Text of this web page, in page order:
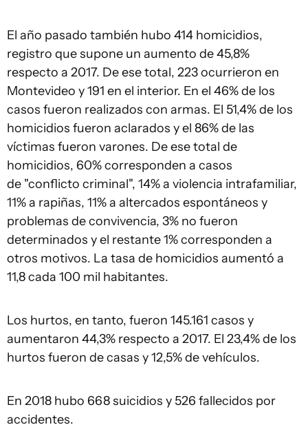
El año pasado también hubo 414 homicidios,
registro que supone un aumento de 45,8%
respecto a 2017. De ese total, 223 ocurrieron en
Montevideo y 191 en el interior. En el 46% de los
casos fueron realizados con armas. El 51,4% de los
homicidios fueron aclarados y el 86% de las
víctimas fueron varones. De ese total de
homicidios, 60% corresponden a casos
de "conflicto criminal", 14% a violencia intrafamiliar,
11% a rapiñas, 11% a altercados espontáneos y
problemas de convivencia, 3% no fueron
determinados y el restante 1% corresponden a
otros motivos. La tasa de homicidios aumentó a
11,8 cada 100 mil habitantes.
Los hurtos, en tanto, fueron 145.161 casos y
aumentaron 44,3% respecto a 2017. El 23,4% de los
hurtos fueron de casas y 12,5% de vehículos.
En 2018 hubo 668 suicidios y 526 fallecidos por
accidentes.